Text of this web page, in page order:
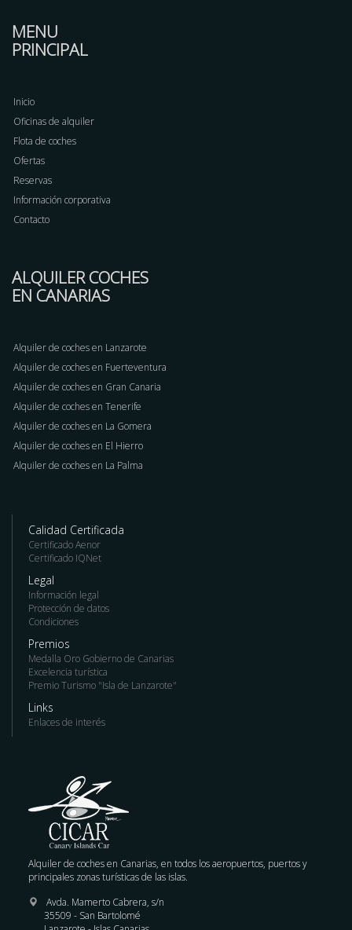
MENU
PRINCIPAL
Inicio
Oficinas de alquiler
Flota de coches
Ofertas
Reservas
Información corporativa
Contacto
ALQUILER COCHES
EN CANARIAS
Alquiler de coches en Lanzarote
Alquiler de coches en Fuerteventura
Alquiler de coches en Gran Canaria
Alquiler de coches en Tenerife
Alquiler de coches en La Gomera
Alquiler de coches en El Hierro
Alquiler de coches en La Palma
Calidad Certificada
Certificado Aenor
Certificado IQNet
Legal
Información legal
Protección de datos
Condiciones
Premios
Medalla Oro Gobierno de Canarias
Excelencia turística
Premio Turismo "Isla de Lanzarote"
Links
Enlaces de interés
Alquiler de coches en Canarias, en todos los aeropuertos, puertos y
principales zonas turísticas de las islas.
Avda. Mamerto Cabrera, s/n
35509 - San Bartolomé